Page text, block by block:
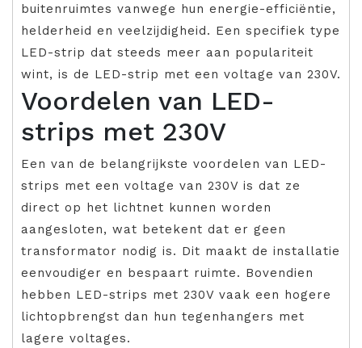
buitenruimtes vanwege hun energie-efficiëntie,
helderheid en veelzijdigheid. Een specifiek type
LED-strip dat steeds meer aan populariteit
wint, is de LED-strip met een voltage van 230V.
Voordelen van LED-
strips met 230V
Een van de belangrijkste voordelen van LED-
strips met een voltage van 230V is dat ze
direct op het lichtnet kunnen worden
aangesloten, wat betekent dat er geen
transformator nodig is. Dit maakt de installatie
eenvoudiger en bespaart ruimte. Bovendien
hebben LED-strips met 230V vaak een hogere
lichtopbrengst dan hun tegenhangers met
lagere voltages.